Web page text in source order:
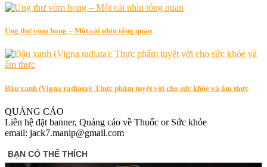
Ung thư vòm họng – Một cái nhìn tổng quan
Đậu xanh (Vigna radiata): Thực phẩm tuyệt vời cho sức khỏe và ẩm thực
QUẢNG CÁO
Liên hệ đặt banner, Quảng cáo về Thuốc or Sức khỏe
email: jack7.manip@gmail.com